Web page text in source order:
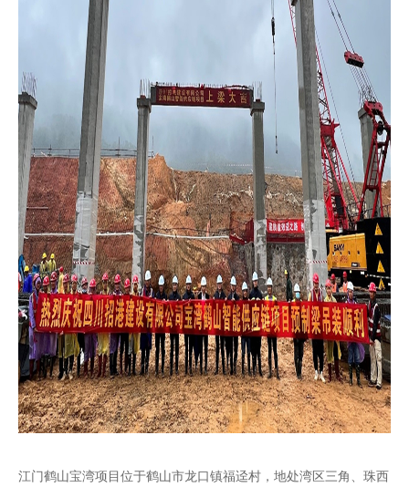
江门鹤山宝湾项目位于鹤山市龙口镇福迳村，地处湾区三角、珠西